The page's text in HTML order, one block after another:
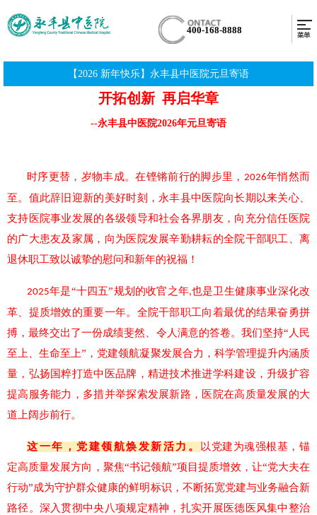
400-168-8888
【2026 新年快乐】永丰县中医院元旦寄语
开拓创新 再启华章
--永丰县中医院2026年元旦寄语
时序更替，岁物丰成。在铿锵前行的脚步里， 2026年悄然而
至。值此辞旧迎新的美好时刻，永丰县中医院向长期以来关心、
支持医院事业发展的各级领导和社会各界朋友，向充分信任医院
的广大患友及家属，向为医院发展辛勤耕耘的全院干部职工、离
退休职工致以诚挚的慰问和新年的祝福！
2025年是“十四五”规划的收官之年,也是卫生健康事业深化改
革、提质增效的重要一年。全院干部职工向着最优的结果奋勇拼
搏，最终交出了一份成绩斐然、令人满意的答卷。我们坚持“人民
至上、生命至上”，党建领航凝聚发展合力，科学管理提升内涵质
量，弘扬国粹打造中医品牌，精进技术推进学科建设，升级扩容
提高服务能力，多措并举探索发展新路，医院在高质量发展的大
道上阔步前行。
这一年，党建领航焕发新活力。
以党建为魂强根基，锚
定高质量发展方向，聚焦“书记领航”项目提质增效，让“党大夫在
行动”成为守护群众健康的鲜明标识，不断拓宽党建与业务融合新
路径。深入贯彻中央八项规定精神，扎实开展医德医风集中整治